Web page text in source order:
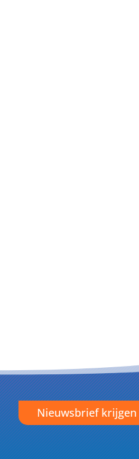
Nieuwsbrief krijgen